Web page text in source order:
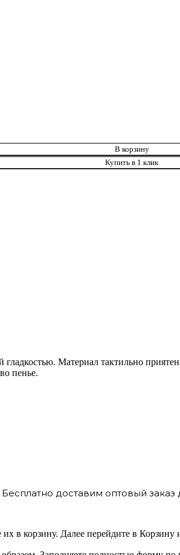
В корзину
Купить в 1 клик
гладкостью. Материал тактильно
пенье.
доставим оптовый заказ
в корзину. Далее перейдите в